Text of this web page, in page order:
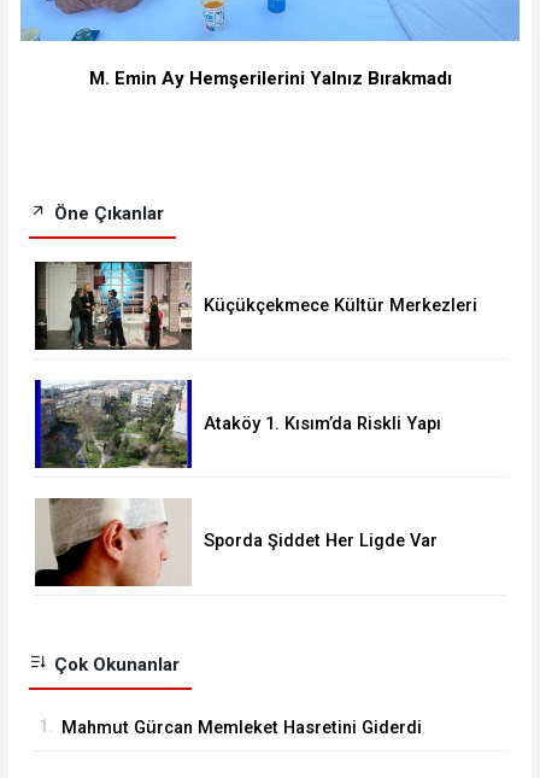
M. Emin Ay Hemşerilerini Yalnız Bırakmadı
Öne Çıkanlar
Küçükçekmece Kültür Merkezleri
Ataköy 1. Kısım’da Riskli Yapı
Sporda Şiddet Her Ligde Var
Çok Okunanlar
1. Mahmut Gürcan Memleket Hasretini Giderdi